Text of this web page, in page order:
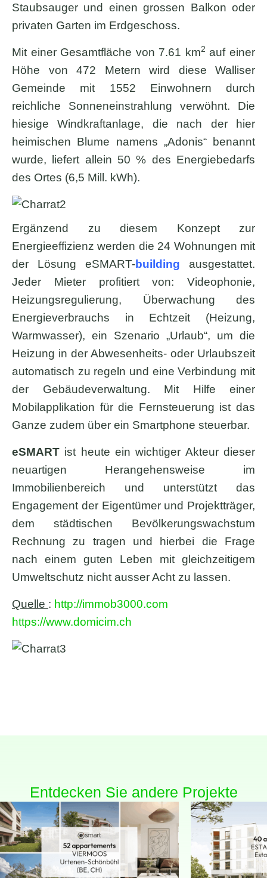
Staubsauger und einen grossen Balkon oder
privaten Garten im Erdgeschoss.
Mit einer Gesamtfläche von 7.61 km2 auf einer
Höhe von 472 Metern wird diese Walliser
Gemeinde mit 1552 Einwohnern durch
reichliche Sonneneinstrahlung verwöhnt. Die
hiesige Windkraftanlage, die nach der hier
heimischen Blume namens „Adonis“ benannt
wurde, liefert allein 50 % des Energiebedarfs
des Ortes (6,5 Mill. kWh).
Ergänzend zu diesem Konzept zur
Energieeffizienz werden die 24 Wohnungen mit
der Lösung eSMART-building ausgestattet.
Jeder Mieter profitiert von: Videophonie,
Heizungsregulierung, Überwachung des
Energieverbrauchs in Echtzeit (Heizung,
Warmwasser), ein Szenario „Urlaub“, um die
Heizung in der Abwesenheits- oder Urlaubszeit
automatisch zu regeln und eine Verbindung mit
der Gebäudeverwaltung. Mit Hilfe einer
Mobilapplikation für die Fernsteuerung ist das
Ganze zudem über ein Smartphone steuerbar.
eSMART ist heute ein wichtiger Akteur dieser
neuartigen Herangehensweise im
Immobilienbereich und unterstützt das
Engagement der Eigentümer und Projektträger,
dem städtischen Bevölkerungswachstum
Rechnung zu tragen und hierbei die Frage
nach einem guten Leben mit gleichzeitigem
Umweltschutz nicht ausser Acht zu lassen.
Quelle : http://immob3000.com
https://www.domicim.ch
Entdecken Sie andere Projekte